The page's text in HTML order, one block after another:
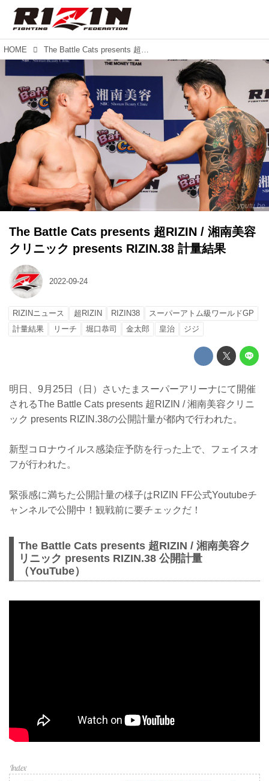
HOME The Battle Cats presents 超RIZIN / 湘南美容クリニック presents RIZIN.38 計量結果
youtu.be
The Battle Cats presents 超RIZIN / 湘南美容
クリニック presents RIZIN.38 計量結果
2022-09-24
RIZINニュース 超RIZIN RIZIN38
スーパーアトム級ワールドGP
計量結果
リーチ 堀口恭司 金太郎 皇治 ジジ
明日、9月25日（日）さいたまスーパーアリーナにて開催
されるThe Battle Cats presents 超RIZIN / 湘南美容クリニ
ック presents RIZIN.38の公開計量が都内で行われた。
新型コロナウイルス感染症予防を行った上で、フェイスオ
フが行われた。
緊張感に満ちた公開計量の様子はRIZIN FF公式Youtubeチ
ャンネルで公開中！観戦前に要チェックだ！
The Battle Cats presents 超RIZIN / 湘南美容ク
リニック presents RIZIN.38 公開計量
（YouTube）